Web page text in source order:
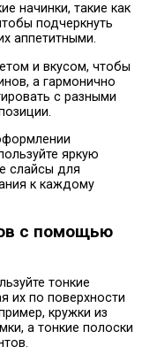
начинки, такие как
подчеркнуть
аппетитными.
и вкусом, чтобы
а гармонично
с разными
яркую
слайсы для
к каждому
с помощью
тонкие
их по поверхности
кружки из
а тонкие полоски